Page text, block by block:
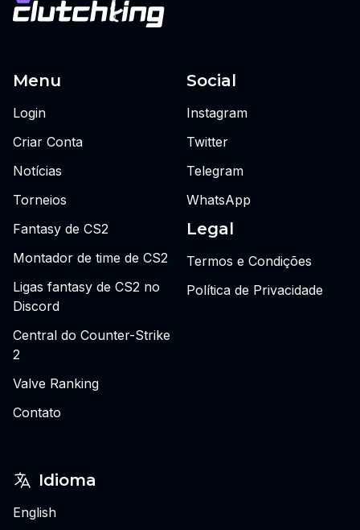
Menu
Login
Criar Conta
Notícias
Torneios
Fantasy de CS2
Montador de time de CS2
Ligas fantasy de CS2 no
Discord
Central do Counter-Strike
2
Valve Ranking
Contato
Social
Instagram
Twitter
Telegram
WhatsApp
Legal
Termos e Condições
Política de Privacidade
Idioma
English